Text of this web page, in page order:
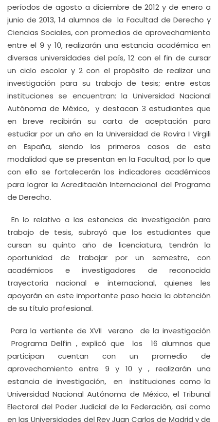
períodos de agosto a diciembre de 2012 y de enero a
junio de 2013, 14 alumnos de la Facultad de Derecho y
Ciencias Sociales, con promedios de aprovechamiento
entre el 9 y 10, realizarán una estancia académica en
diversas universidades del país, 12 con el fin de cursar
un ciclo escolar y 2 con el propósito de realizar una
investigación para su trabajo de tesis; entre estas
instituciones se encuentran: la Universidad Nacional
Autónoma de México, y destacan 3 estudiantes que
en breve recibirán su carta de aceptación para
estudiar por un año en la Universidad de Rovira I Virgili
en España, siendo los primeros casos de esta
modalidad que se presentan en la Facultad, por lo que
con ello se fortalecerán los indicadores académicos
para lograr la Acreditación Internacional del Programa
de Derecho.
En lo relativo a las estancias de investigación para
trabajo de tesis, subrayó que los estudiantes que
cursan su quinto año de licenciatura, tendrán la
oportunidad de trabajar por un semestre, con
académicos e investigadores de reconocida
trayectoria nacional e internacional, quienes les
apoyarán en este importante paso hacia la obtención
de su título profesional.
Para la vertiente de XVII verano de la investigación
Programa Delfín , explicó que los 16 alumnos que
participan cuentan con un promedio de
aprovechamiento entre 9 y 10 y , realizarán una
estancia de investigación, en instituciones como la
Universidad Nacional Autónoma de México, el Tribunal
Electoral del Poder Judicial de la Federación, así como
en las Universidades del Rey Juan Carlos de Madrid y de